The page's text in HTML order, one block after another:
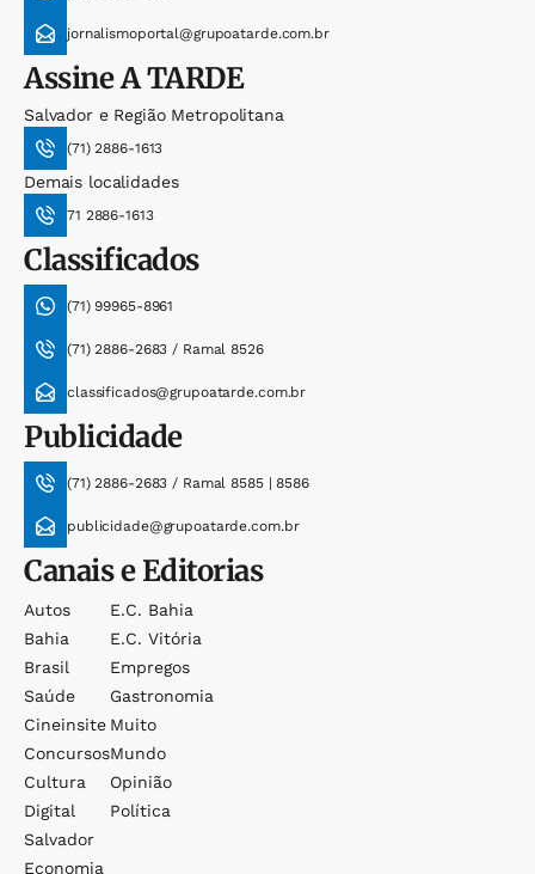
jornalismoportal@grupoatarde.com.br
AssineA TARDE
Salvador e Região Metropolitana
(71) 2886-1613
Demais localidades
71 2886-1613
Classificados
(71) 99965-8961
(71) 2886-2683 / Ramal 8526
classificados@grupoatarde.com.br
Publicidade
(71) 2886-2683 / Ramal 8585 | 8586
publicidade@grupoatarde.com.br
Canais e Editorias
Autos
Bahia
Brasil
Saúde
Cineinsite
Concursos
Cultura
Digital
Salvador
Economia
E.c. Bahia
E.c. Vitória
Empregos
Gastronomia
Muito
Mundo
Opinião
Política